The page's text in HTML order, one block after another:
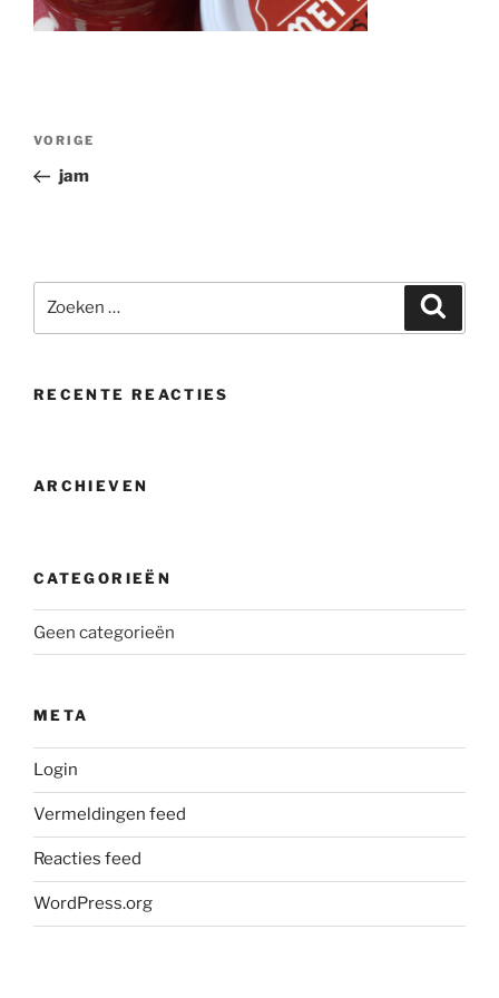
Bericht
Vorig
bericht
VORIGE
jam
naar:
RECENTE REACTIES
ARCHIEVEN
CATEGORIEËN
Geen categorieën
META
Login
Vermeldingen feed
Reacties feed
WordPress.org